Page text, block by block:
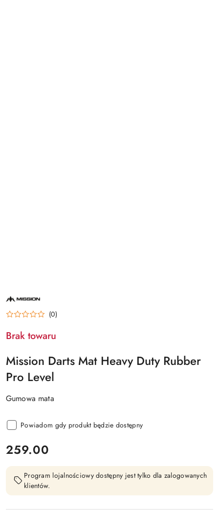
NAZWA
PRODUCENTA:
MISSION (0)
Brak towaru
Mission Darts Mat Heavy Duty Rubber
Pro Level
Gumowa mata
Powiadom gdy produkt będzie dostępny
cena:
259.00
Program lojalnościowy dostępny jest tylko dla zalogowanych
klientów.